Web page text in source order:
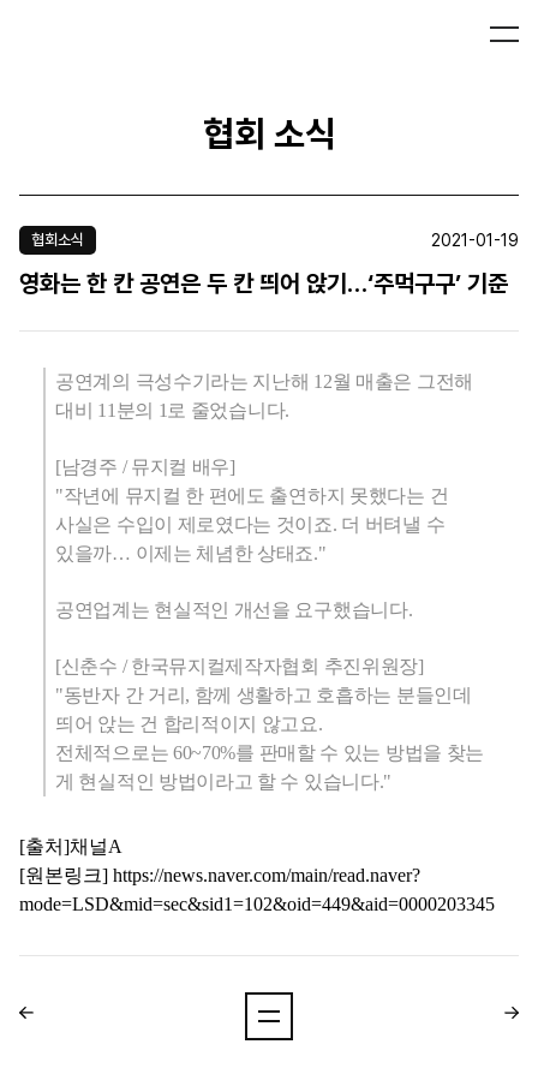
협회 소식
협회소식 2021-01-19
영화는 한 칸 공연은 두 칸 띄어 앉기…‘주먹구구’ 기준
공연계의 극성수기라는 지난해 12월 매출은 그전해
대비 11 분의 1로 줄었습니다.
[남경주 / 뮤지컬 배우]
"작년에 뮤지컬 한 편에도 출연하지 못했다는 건
사실은 수입이 제로였다는 것이죠. 더 버텨낼 수
있을까… 이제는 체념한 상태죠."
공연업계는 현실적인 개선을 요구했습니다.
[신춘수 / 한국뮤지컬제작자협회 추진위원장]
"동반자 간 거리, 함께 생활하고 호흡하는 분들인데
띄어 앉는 건 합리적이지 않고요.
전체적으로는 60~70%를 판매할 수 있는 방법을 찾는
게 현실적인 방법이라고 할 수 있습니다."
[출처]채널A
[원본링크] https://news.naver.com/main/read.naver?
mode=LSD&mid=sec&sid1=102&oid=449&aid=0000203345